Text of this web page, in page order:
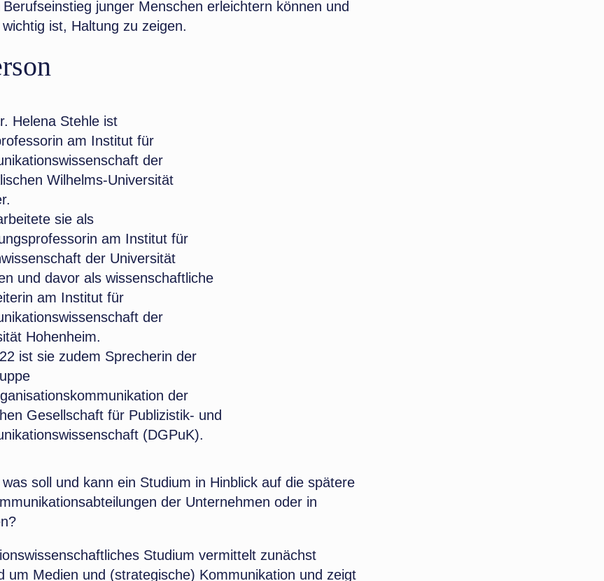
junger Menschen erleichtern können und
ist, Haltung zu zeigen.
Helena Stehle ist
am Institut für
der
Wilhelms-Universität
sie als
am Institut für
der Universität
und davor als wissenschaftliche
am Institut für
der
Hohenheim.
ist sie zudem Sprecherin der
der
Gesellschaft für Publizistik- und
(DGPuK).
soll und kann ein Studium in Hinblick auf die spätere
der Unternehmen oder in
Studium vermittelt zunächst
um Medien und (strategische) Kommunikation und zeigt